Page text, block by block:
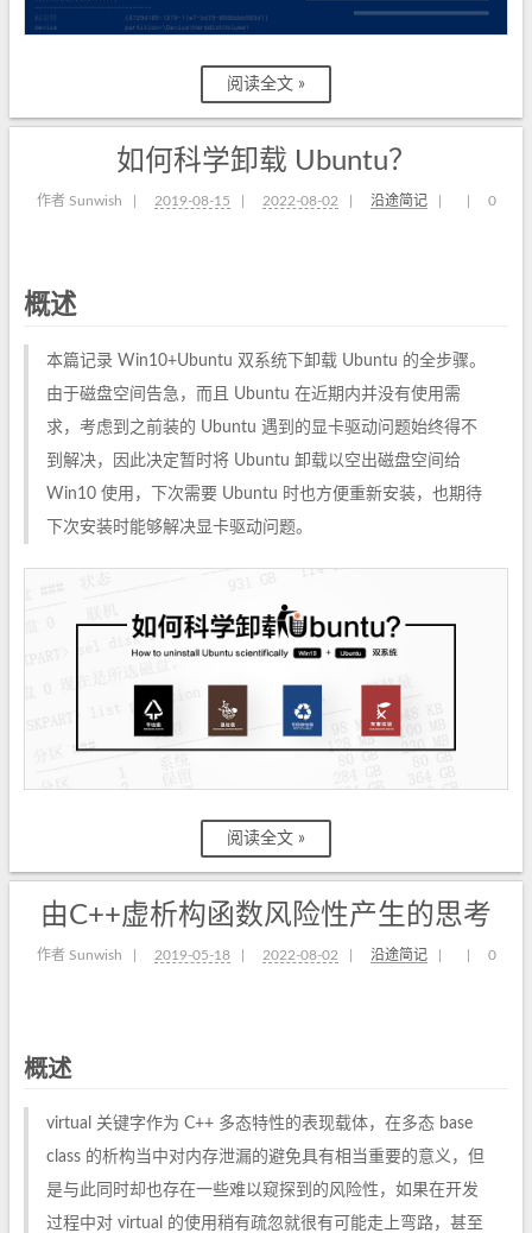
阅读全文 »
如何科学卸载 Ubuntu？
作者 Sunwish 2019-08-15 2022-08-02 沿途简记 0
概述
本篇记录 Win10+Ubuntu 双系统下卸载 Ubuntu 的全步骤。
由于磁盘空间告急，而且 Ubuntu 在近期内并没有使用需
求，考虑到之前装的 Ubuntu 遇到的显卡驱动问题始终得不
到解决，因此决定暂时将 Ubuntu 卸载以空出磁盘空间给
Win10 使用，下次需要 Ubuntu 时也方便重新安装，也期待
下次安装时能够解决显卡驱动问题。
阅读全文 »
由C++虚析构函数风险性产生的思考
作者 Sunwish 2019-05-18 2022-08-02 沿途简记 0
概述
virtual 关键字作为 C++ 多态特性的表现载体，在多态 base
class 的析构当中对内存泄漏的避免具有相当重要的意义，但
是与此同时却也存在一些难以窥探到的风险性，如果在开发
过程中对 virtual 的使用稍有疏忽就很有可能走上弯路，甚至